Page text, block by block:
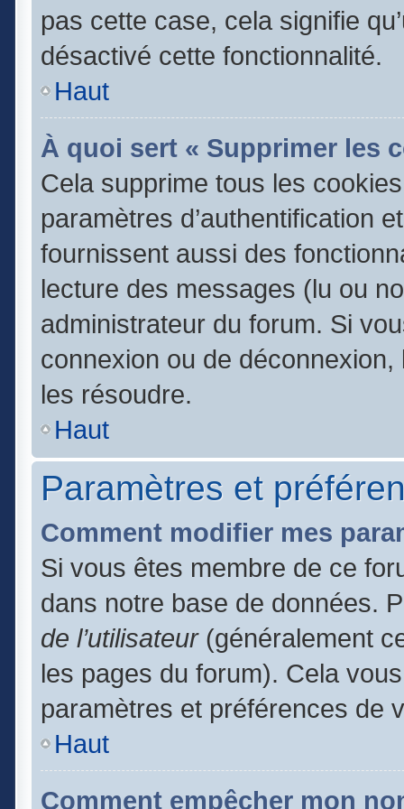
pas cette case, cela signifie
désactivé cette fonctionnalité.
Haut
À quoi sert « Supprimer les
Cela supprime tous les
paramètres d’authentification
fournissent aussi des
lecture des messages (lu ou
administrateur du forum. Si
connexion ou de
les résoudre.
Haut
Paramètres et
Comment modifier mes
Si vous êtes membre de ce
dans notre base de données.
de l’utilisateur(généralement
les pages du forum). Cela
paramètres et préférences de
Haut
Comment empêcher mon